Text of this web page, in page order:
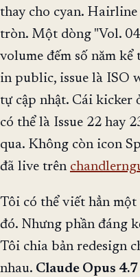
thay cho cyan.
tròn. Một dòng "Vol.
volume đếm số năm
in public, issue là ISO
tự cập nhật. Cái kicker
có thể là Issue 22 hay
qua. Không còn icon
đã live trên
Tôi có thể viết hẳn
đó. Nhưng phần đáng
Tôi chia bản redesign
nhau. Claude Opus